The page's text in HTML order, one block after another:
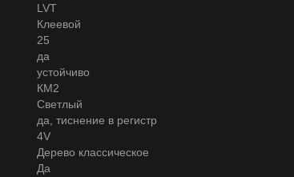
LVT
Клеевой
25
да
устойчиво
КМ2
Светлый
да, тиснение в регистр
4V
Дерево классическое
Да